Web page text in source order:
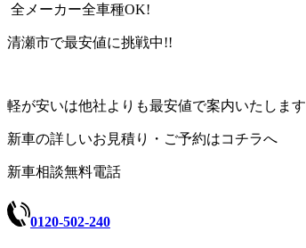
全メーカー全車種OK!
清瀬市で最安値に挑戦中!!
軽が安いは他社よりも最安値で案内いたします
新車の詳しいお見積り・ご予約はコチラへ
新車相談無料電話
0120-502-240